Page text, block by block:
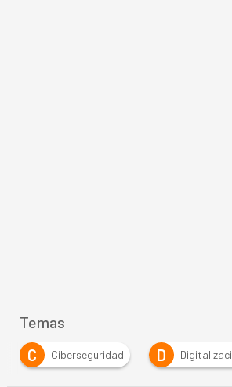
Temas
D
Digitalización E Empresa